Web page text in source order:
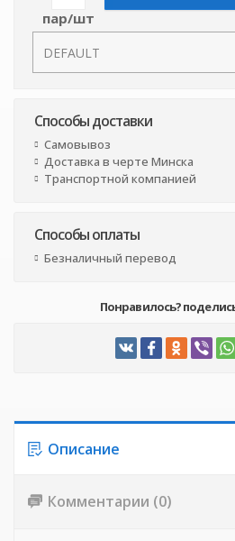
пар/шт
Способы доставки
Самовывоз
Доставка в черте Минска
Транспортной компанией
Способы оплаты
Безналичный перевод
Понравилось?
Описание
Комментарии (0)